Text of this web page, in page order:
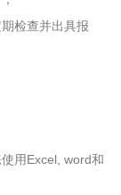
检查并出具报
用Excel, word和